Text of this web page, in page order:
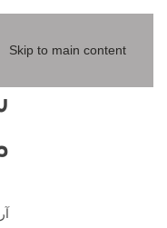
Skip to main content